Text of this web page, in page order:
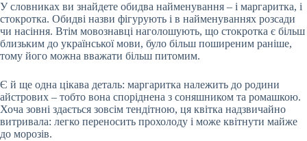
У словниках ви знайдете обидва найменування – і маргаритка, і
стокротка. Обидві назви фігурують і в найменуваннях розсади
чи насіння. Втім мовознавці наголошують, що стокротка є більш
близьким до української мови, було більш поширеним раніше,
тому його можна вважати більш питомим.
Є й ще одна цікава деталь: маргаритка належить до родини
айстрових – тобто вона споріднена з соняшником та ромашкою.
Хоча зовні здається зовсім тендітною, ця квітка надзвичайно
витривала: легко переносить прохолоду і може квітнути майже
до морозів.